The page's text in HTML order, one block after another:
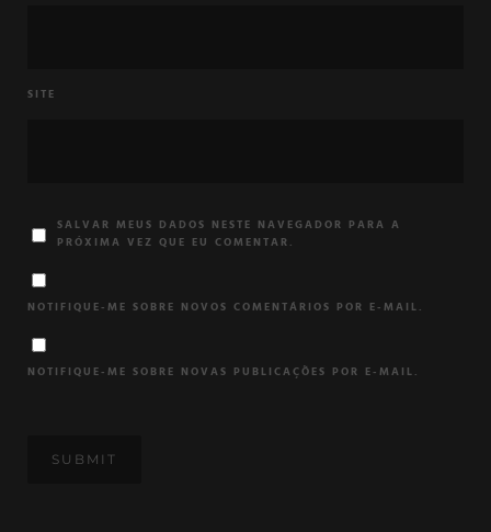
SITE
SALVAR MEUS DADOS NESTE NAVEGADOR PARA A
PRÓXIMA VEZ QUE EU COMENTAR.
NOTIFIQUE-ME SOBRE NOVOS COMENTÁRIOS POR E-MAIL.
NOTIFIQUE-ME SOBRE NOVAS PUBLICAÇÕES POR E-MAIL.